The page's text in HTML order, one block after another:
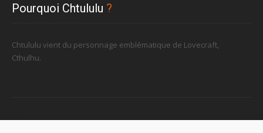
Pourquoi Chtululu ?
Chtululu vient du personnage emblématique de Lovecraft,
Cthulhu.